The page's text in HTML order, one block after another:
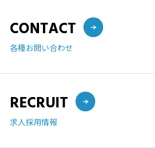
CONTACT
各種お問い合わせ
RECRUIT
求人採用情報